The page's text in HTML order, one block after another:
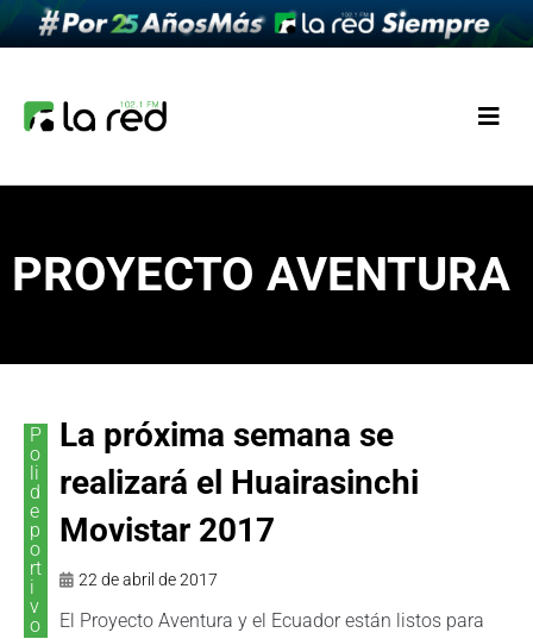
PROYECTO AVENTURA
P
o
li
d
e
p
o
rt
i
v
o
La próxima semana se
realizará el Huairasinchi
Movistar 2017
22 de abril de 2017
El Proyecto Aventura y el Ecuador están listos para